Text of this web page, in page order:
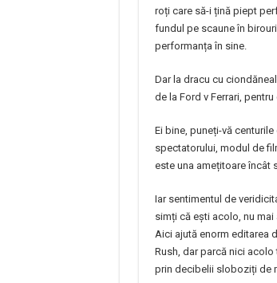
roți care să-i țină piept
fundul pe scaune în
performanța în sine.
Dar la dracu cu
de la Ford v Ferrari,
Ei bine, puneți-vă
spectatorului, modul de
este una amețitoare încât
Iar sentimentul de
simți că ești acolo, nu
Aici ajută enorm editarea
Rush, dar parcă nici
prin decibelii sloboziți de